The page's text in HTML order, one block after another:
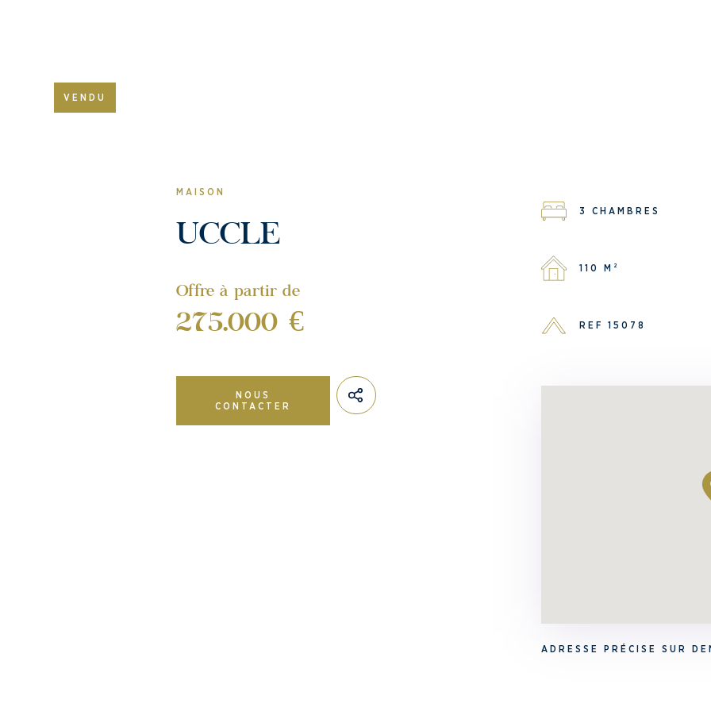
VENDU
MAISON
UCCLE
Offre à partir de
275.000 €
NOUS
CONTACTER
3 CHAMBRES
110 M²
REF 15078
ADRESSE PRÉCISE SUR